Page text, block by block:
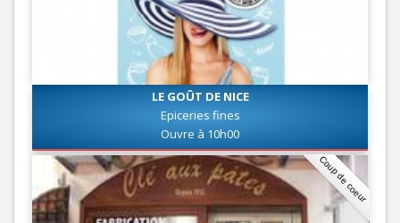
LE GOÛT DE NICE
Epiceries fines
Ouvre à 10h00
Coup de coeur